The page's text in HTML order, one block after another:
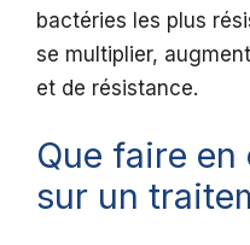
bactéries les plus
se multiplier,
et de résistance.
Que faire en
sur un